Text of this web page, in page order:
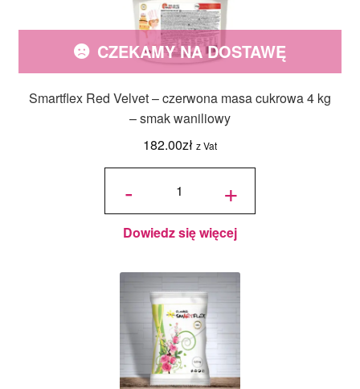
Smartflex Red Velvet – czerwona masa cukrowa 4 kg
– smak waniliowy
182.00zł z Vat
CZEKAMY NA DOSTAWĘ
-
ilość
Velvet -
czerwona
masa
cukrowa
4 kg -
waniliowy
+
Dowiedz się więcej